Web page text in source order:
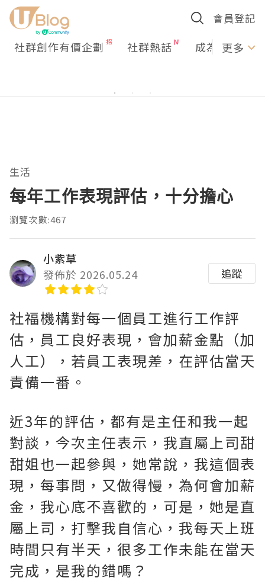
會員登記
社群創作有價企劃 社群熱話 成為U更多
生活
每年工作表現評估，十分擔心
瀏覽次數:467
小紫草
發佈於 2026.05.24
追蹤
社福機構對每一個員工進行工作評
估，員工良好表現，會加薪金點（加
人工），若員工表現差，在評估當天
責備一番。
近3年的評估，都有是主任和我一起
對談，今次主任表示，我直屬上司甜
甜姐也一起參與，她常說，我這個表
現，每事問，又做得慢，為何會加薪
金，我心底不喜歡的，可是，她是直
屬上司，打擊我自信心，我每天上班
時間只有半天，很多工作未能在當天
完成，是我的錯嗎？